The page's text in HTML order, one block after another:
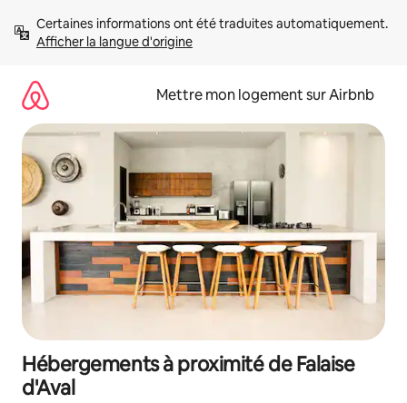
directement
Afficher la langue d'origine
Mettre mon logement sur Airbnb
Hébergements à proximité de Falaise
d'Aval